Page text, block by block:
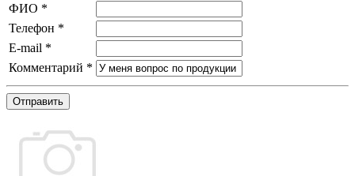
ФИО *
Телефон *
E-mail *
Комментарий *
Отправить